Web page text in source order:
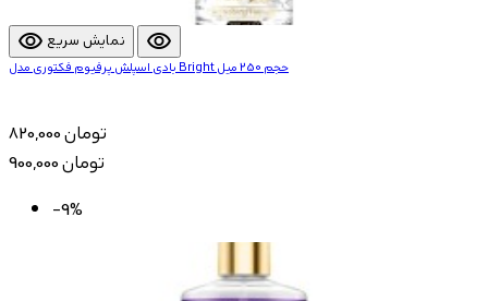
visibility نمایش سریع visibility
بادی اسپلش پرفیوم فکتوری مدل Bright حجم 250 میل
820,000 تومان
900,000 تومان
-9%